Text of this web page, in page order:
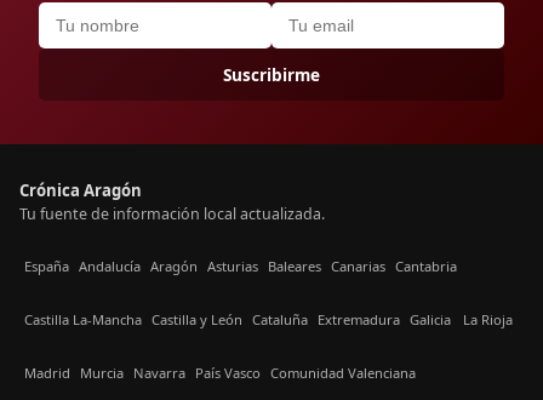
Suscribirme
Crónica Aragón
Tu fuente de información local actualizada.
España Andalucía Aragón Asturias Baleares Canarias Cantabria
Castilla La-Mancha Castilla y León Cataluña Extremadura Galicia La Rioja
Madrid Murcia Navarra País Vasco Comunidad Valenciana